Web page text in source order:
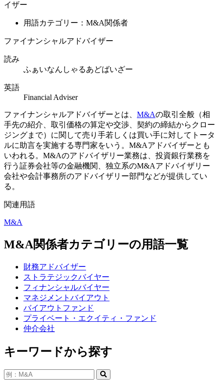
イザー
用語カテゴリー：M&A関係者
ファイナンシャルアドバイザー
読み
ふぁいなんしゃるあどばいざー
英語
Financial Adviser
ファイナンシャルアドバイザーとは、 M&Aの取引全般（相
手先の紹介、取引価格の算定や交渉、契約の締結からクロー
ジングまで）に関して売り手若しくは買い手に対してトータ
ルに助言を実施する専門家をいう。M&Aアドバイザーとも
いわれる。M&Aのアドバイザリー業務は、投資銀行業務を
行う証券会社等の金融機関、独立系のM&Aアドバイザリー
会社や会計事務所のアドバイザリー部門などが提供してい
る。
関連用語
M&A
M&A関係者カテゴリーの用語一覧
財務アドバイザー
ストラテジックバイヤー
フィナンシャルバイヤー
マネジメントバイアウト
バイアウトファンド
プライベート・エクイティ・ファンド
仲介会社
キーワードから探す